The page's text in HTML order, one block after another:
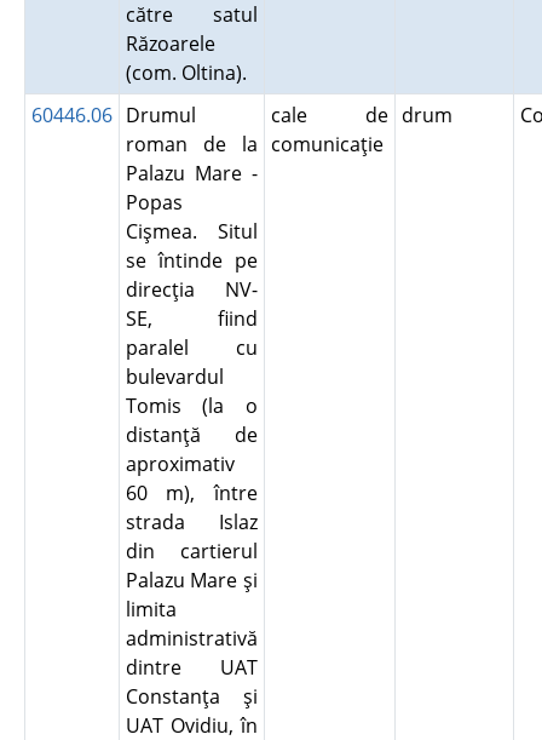
către satul
Răzoarele
(com. Oltina).
60446.06 Drumul
roman de la
Palazu Mare -
Popas
Cişmea. Situl
se întinde pe
direcţia NV-
SE, fiind
paralel cu
bulevardul
Tomis (la o
distanţă de
aproximativ
60 m), între
strada Islaz
din cartierul
Palazu Mare şi
limita
administrativă
dintre UAT
Constanţa şi
UAT Ovidiu, în
cale de
comunicaţie
drum